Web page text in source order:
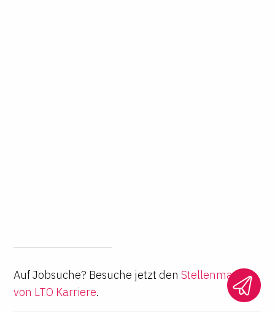
Auf Jobsuche? Besuche jetzt den Stellenmarkt
von LTO Karriere.